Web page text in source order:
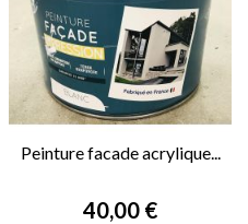
Peinture facade acrylique...
Prix
40,00 €